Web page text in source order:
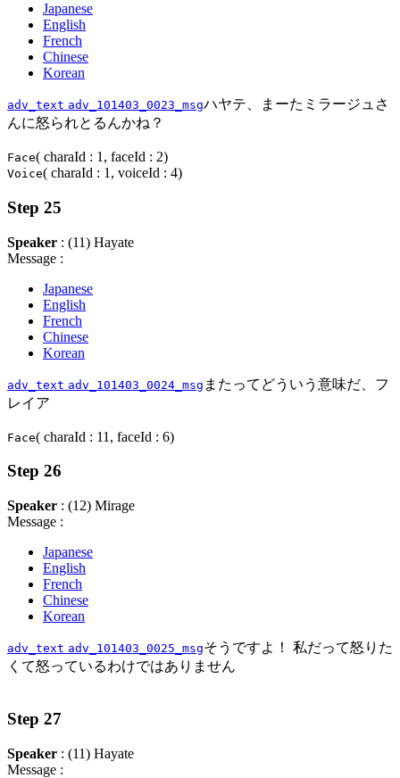
Japanese
English
French
Chinese
Korean
adv_text adv_101403_0023_msgハヤテ、まーたミラージュさ
んに怒られとるんかね？
Face( charaId : 1, faceId : 2)
Voice( charaId : 1, voiceId : 4)
Step 25
Speaker : (11) Hayate
Message :
Japanese
English
French
Chinese
Korean
adv_text adv_101403_0024_msg またってどういう意味だ、フ
レイア
Face( charaId : 11, faceId : 6)
Step 26
Speaker : (12) Mirage
Message :
Japanese
English
French
Chinese
Korean
adv_text adv_101403_0025_msgそうですよ！ 私だって怒りた
くて怒っているわけではありません
Step 27
Speaker : (11) Hayate
Message :